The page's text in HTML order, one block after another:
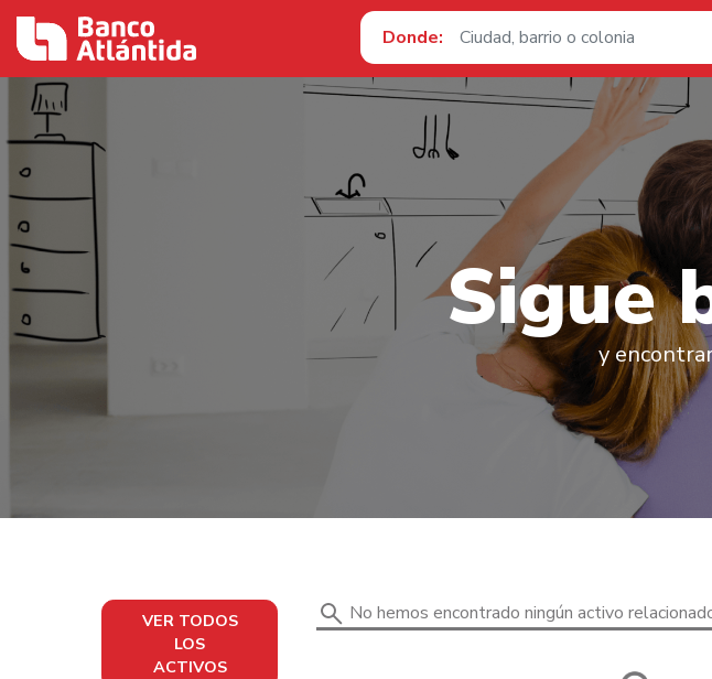
Donde:
Sigue
y
VER TODOS
LOS
ACTIVOS
No hemos encontrado ningún activo